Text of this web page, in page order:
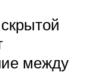
между